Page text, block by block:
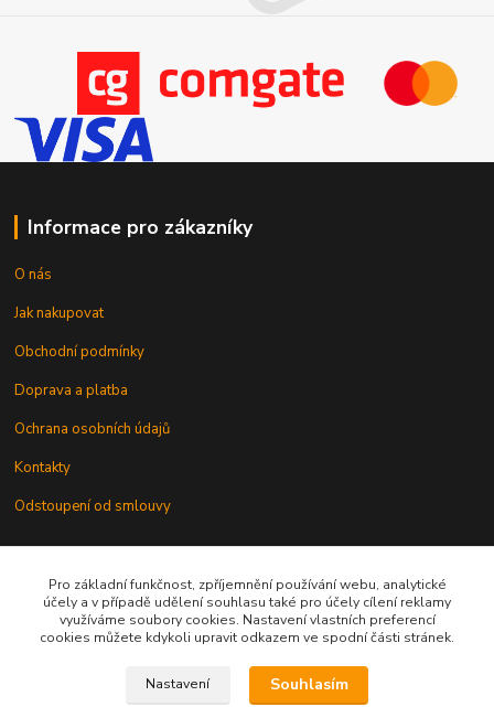
Informace pro zákazníky
O nás
Jak nakupovat
Obchodní podmínky
Doprava a platba
Ochrana osobních údajů
Kontakty
Odstoupení od smlouvy
Pro základní funkčnost, zpříjemnění používání webu, analytické
účely a v případě udělení souhlasu také pro účely cílení reklamy
využíváme soubory cookies. Nastavení vlastních preferencí
cookies můžete kdykoli upravit odkazem ve spodní části stránek.
Nastavení Souhlasím